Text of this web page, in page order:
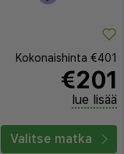
Kokonaishinta €401
€201
lue lisää
Valitse matka